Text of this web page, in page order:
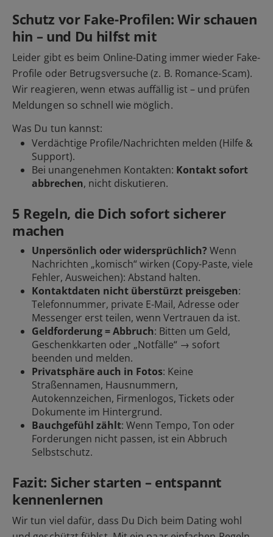
Schutz vor Fake-Profilen: Wir schauen
hin – und Du hilfst mit
Leider gibt es beim Online-Dating immer wieder Fake-
Profile oder Betrugsversuche (z. B. Romance-Scam).
Wir reagieren, wenn etwas auffällig ist – und prüfen
Meldungen so schnell wie möglich.
Was Du tun kannst:
Verdächtige Profile/Nachrichten melden (Hilfe &
Support).
Bei unangenehmen Kontakten: Kontakt sofort
abbrechen, nicht diskutieren.
5 Regeln, die Dich sofort sicherer
machen
Unpersönlich oder widersprüchlich? Wenn
Nachrichten „komisch“ wirken (Copy-Paste, viele
Fehler, Ausweichen): Abstand halten.
Kontaktdaten nicht überstürzt preisgeben:
Telefonnummer, private E-Mail, Adresse oder
Messenger erst teilen, wenn Vertrauen da ist.
Geldforderung = Abbruch: Bitten um Geld,
Geschenkkarten oder „Notfälle“ → sofort
beenden und melden.
Privatsphäre auch in Fotos: Keine
Straßennamen, Hausnummern,
Autokennzeichen, Firmenlogos, Tickets oder
Dokumente im Hintergrund.
Bauchgefühl zählt: Wenn Tempo, Ton oder
Forderungen nicht passen, ist ein Abbruch
Selbstschutz.
Fazit: Sicher starten – entspannt
kennenlernen
Wir tun viel dafür, dass Du Dich beim Dating wohl